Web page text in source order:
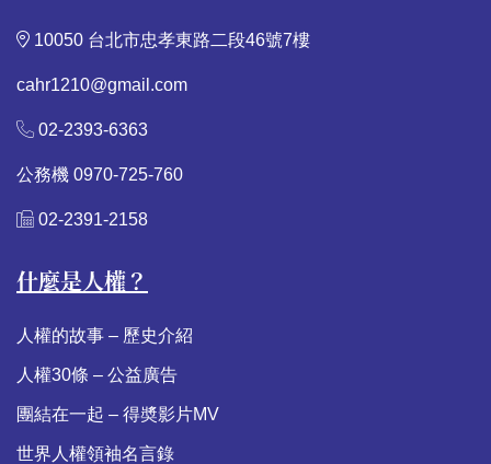
10050 台北市忠孝東路二段46號7樓
cahr1210@gmail.com
02-2393-6363
公務機 0970-725-760
02-2391-2158
什麼是人權？
人權的故事 – 歷史介紹
人權30條 – 公益廣告
團結在一起 – 得奬影片MV
世界人權領袖名言錄